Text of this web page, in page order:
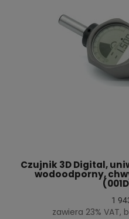
Czujnik 3D Digital,
wodoodporny,
1
zawiera 23% VAT,